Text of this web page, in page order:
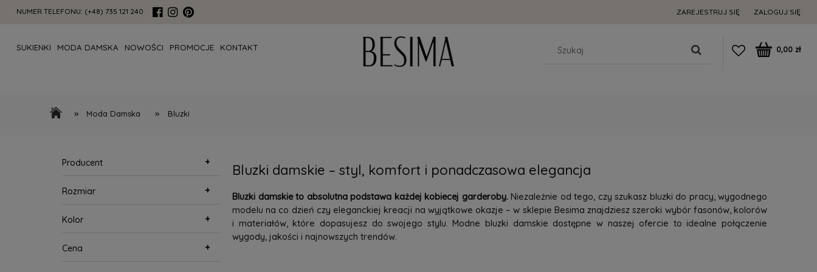
NUMER TELEFONU: (+48) 735 121 240 ZAREJESTRUJ SIĘ ZALOGUJ SIĘ
SUKIENKI MODA DAMSKA NOWOŚCI PROMOCJE KONTAKT 0,00 zł
» Moda Damska » Bluzki
Producent +
Rozmiar +
Kolor +
Cena +
Bluzki damskie – styl, komfort i ponadczasowa elegancja
Bluzki damskie to absolutna podstawa każdej kobiecej garderoby.Niezależnie od tego, czy szukasz bluzki do pracy, wygodnego
modelu na co dzień czy eleganckiej kreacji na wyjątkowe okazje – w sklepie Besima znajdziesz szeroki wybór fasonów, kolorów
i materiałów, które dopasujesz do swojego stylu. Modne bluzki damskie dostępne w naszej ofercie to idealne połączenie
wygody, jakości i najnowszych trendów.